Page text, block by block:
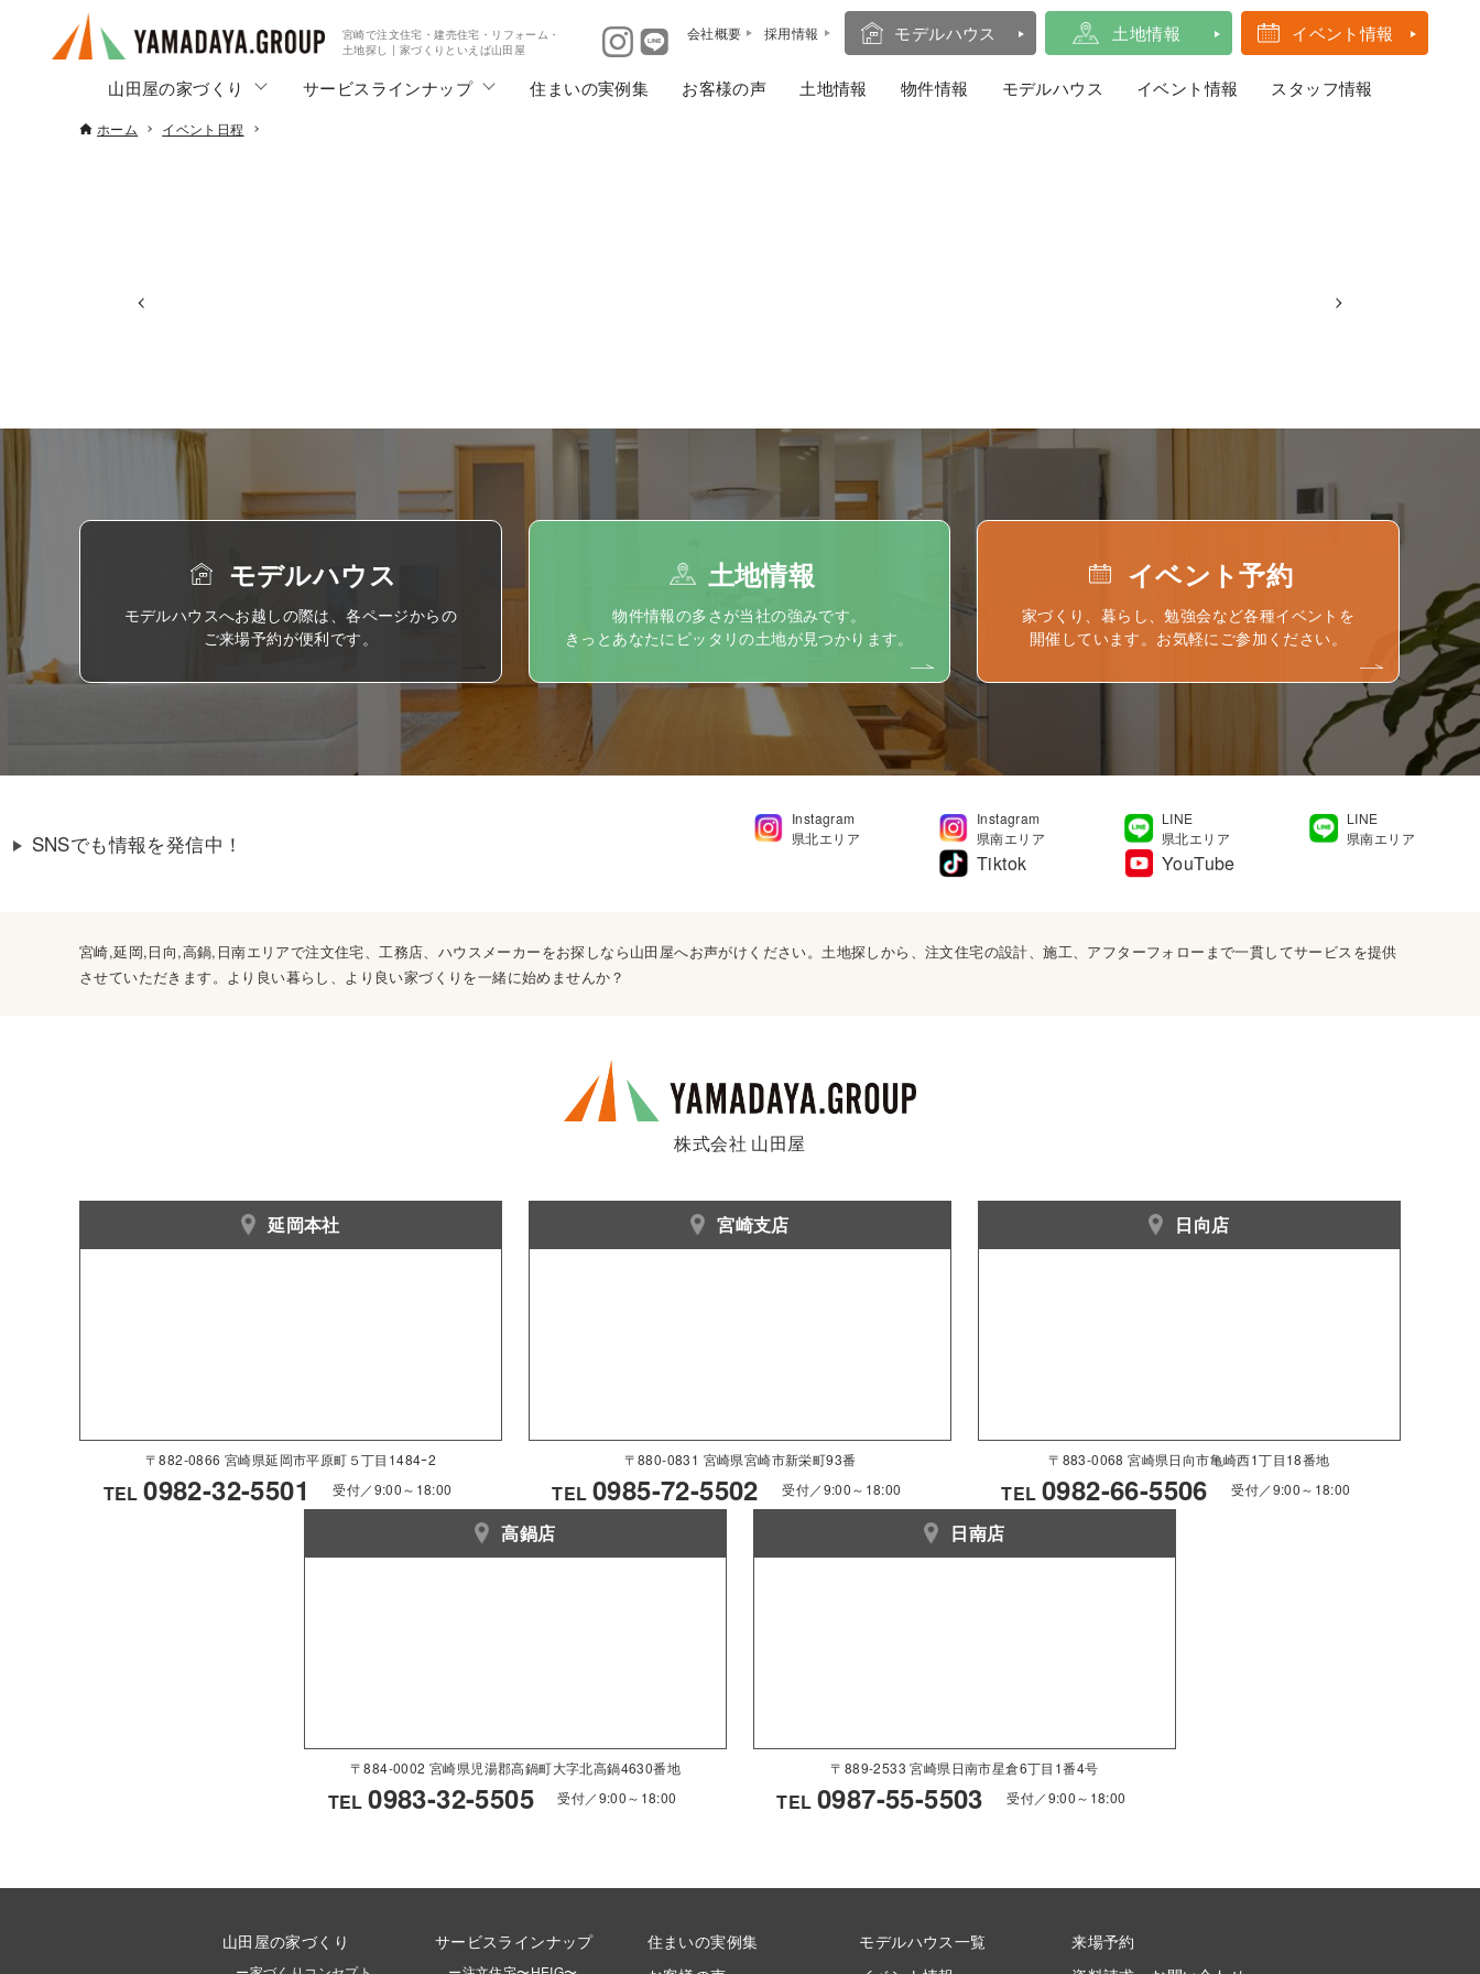
宮崎で注文住宅・建売住宅・リフォーム・
土地探し | 家づくりといえば山田屋
会社概要 採用情報 モデルハウス 土地情報 イベント情報
山田屋の家づくり サービスラインナップ 住まいの実例集 お客様の声 土地情報 物件情報 モデルハウス イベント情報 スタッフ情報
ホーム イベント日程
モデルハウス
モデルハウスへお越しの際は、各ページからの
ご来場予約が便利です。
土地情報
物件情報の多さが当社の強みです。
きっとあなたにピッタリの土地が見つかります。
イベント予約
家づくり、暮らし、勉強会など各種イベントを
開催しています。お気軽にご参加ください。
SNSでも情報を発信中！
Instagram
県北エリア
Instagram
県南エリア
LINE
県北エリア
LINE
県南エリア
Tiktok YouTube
宮崎,延岡,日向,高鍋,日南エリアで注文住宅、工務店、ハウスメーカーをお探しなら山田屋へお声がけください。土地探しから、注文住宅の設計、施工、アフターフォローまで一貫してサービスを提供
させていただきます。より良い暮らし、より良い家づくりを一緒に始めませんか？
株式会社 山田屋
延岡本社
〒882-0866 宮崎県延岡市平原町５丁目1484ｰ2
TEL0982-32-5501 受付／9:00～18:00
宮崎支店
〒880-0831 宮崎県宮崎市新栄町93番
TEL0985-72-5502 受付／9:00～18:00
日向店
〒883-0068 宮崎県日向市亀崎西1丁目18番地
TEL0982-66-5506 受付／9:00～18:00
高鍋店
〒884-0002 宮崎県児湯郡高鍋町大字北高鍋4630番地
TEL0983-32-5505 受付／9:00～18:00
日南店
〒889-2533 宮崎県日南市星倉6丁目1番4号
TEL0987-55-5503 受付／9:00～18:00
山田屋の家づくり サービスラインナップ
住まいの実例集
モデルハウス一覧
来場予約